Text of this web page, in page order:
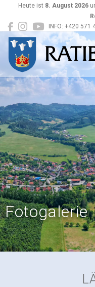
INFO: +420
Heute ist 8. August 2026
Ratiboř
Fotogalerie